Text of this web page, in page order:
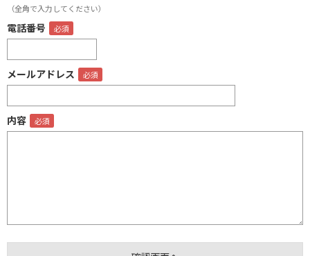
（全角で入力してください）
電話番号
メールアドレス
内容